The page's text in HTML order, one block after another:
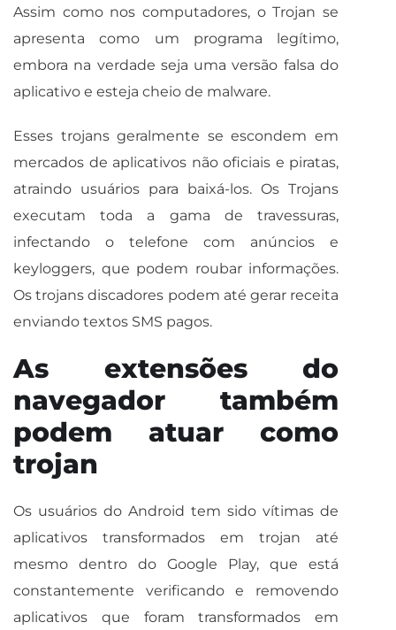
Assim como nos computadores, o Trojan se
apresenta como um programa legítimo,
embora na verdade seja uma versão falsa do
aplicativo e esteja cheio de malware.
Esses trojans geralmente se escondem em
mercados de aplicativos não oficiais e piratas,
atraindo usuários para baixá-los. Os Trojans
executam toda a gama de travessuras,
infectando o telefone com anúncios e
keyloggers, que podem roubar informações.
Os trojans discadores podem até gerar receita
enviando textos SMS pagos.
As extensões do
navegador também
podem atuar como
trojan
Os usuários do Android tem sido vítimas de
aplicativos transformados em trojan até
mesmo dentro do Google Play, que está
constantemente verificando e removendo
aplicativos que foram transformados em